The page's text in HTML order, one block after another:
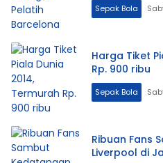
Sepak Bola
Harga Tiket
Rp. 900 ribu
Sepak Bola
Ribuan Fans
Liverpool di